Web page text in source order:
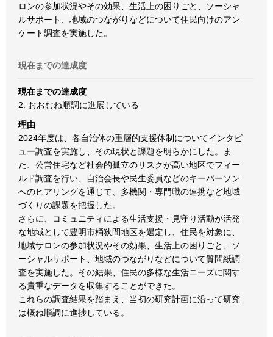
ロンの参加状況やその効果、生活上の困りごと、ソーシャ
ルサポート、地域のつながりなどについて住民向けのアン
ケート調査を実施した。
現在までの達成度
現在までの達成度
2: おおむね順調に進展している
理由
2024年度は、各自治体の重層的支援体制についてインタビ
ュー調査を実施し、その現状と課題を明らかにした。ま
た、公営住宅など社会的孤立のリスクが高い地区でフィー
ルド調査を行い、自治会長や民生委員などのキーパーソン
へのヒアリングを通じて、多機関・専門職の連携など地域
づくりの課題を把握した。
さらに、コミュニティによる生活支援・見守り活動が活発
な地域として豊明市桶狭間地区を選定し、住民を対象に、
地域サロンの参加状況やその効果、生活上の困りごと、ソ
ーシャルサポート、地域のつながりなどについて質問紙調
査を実施した。その結果、住民の多様な生活ニーズに関す
る貴重なデータを収集することができた。
これらの調査結果を踏まえ、当初の研究計画に沿って研究
は概ね順調に進捗している。